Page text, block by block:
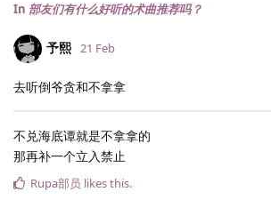
In 部友们有什么好听的术曲推荐吗？
予熙 21 Feb
去听倒爷贪和不拿拿
不兑海底谭就是不拿拿的
那再补一个立入禁止
Rupa部员 likes this.